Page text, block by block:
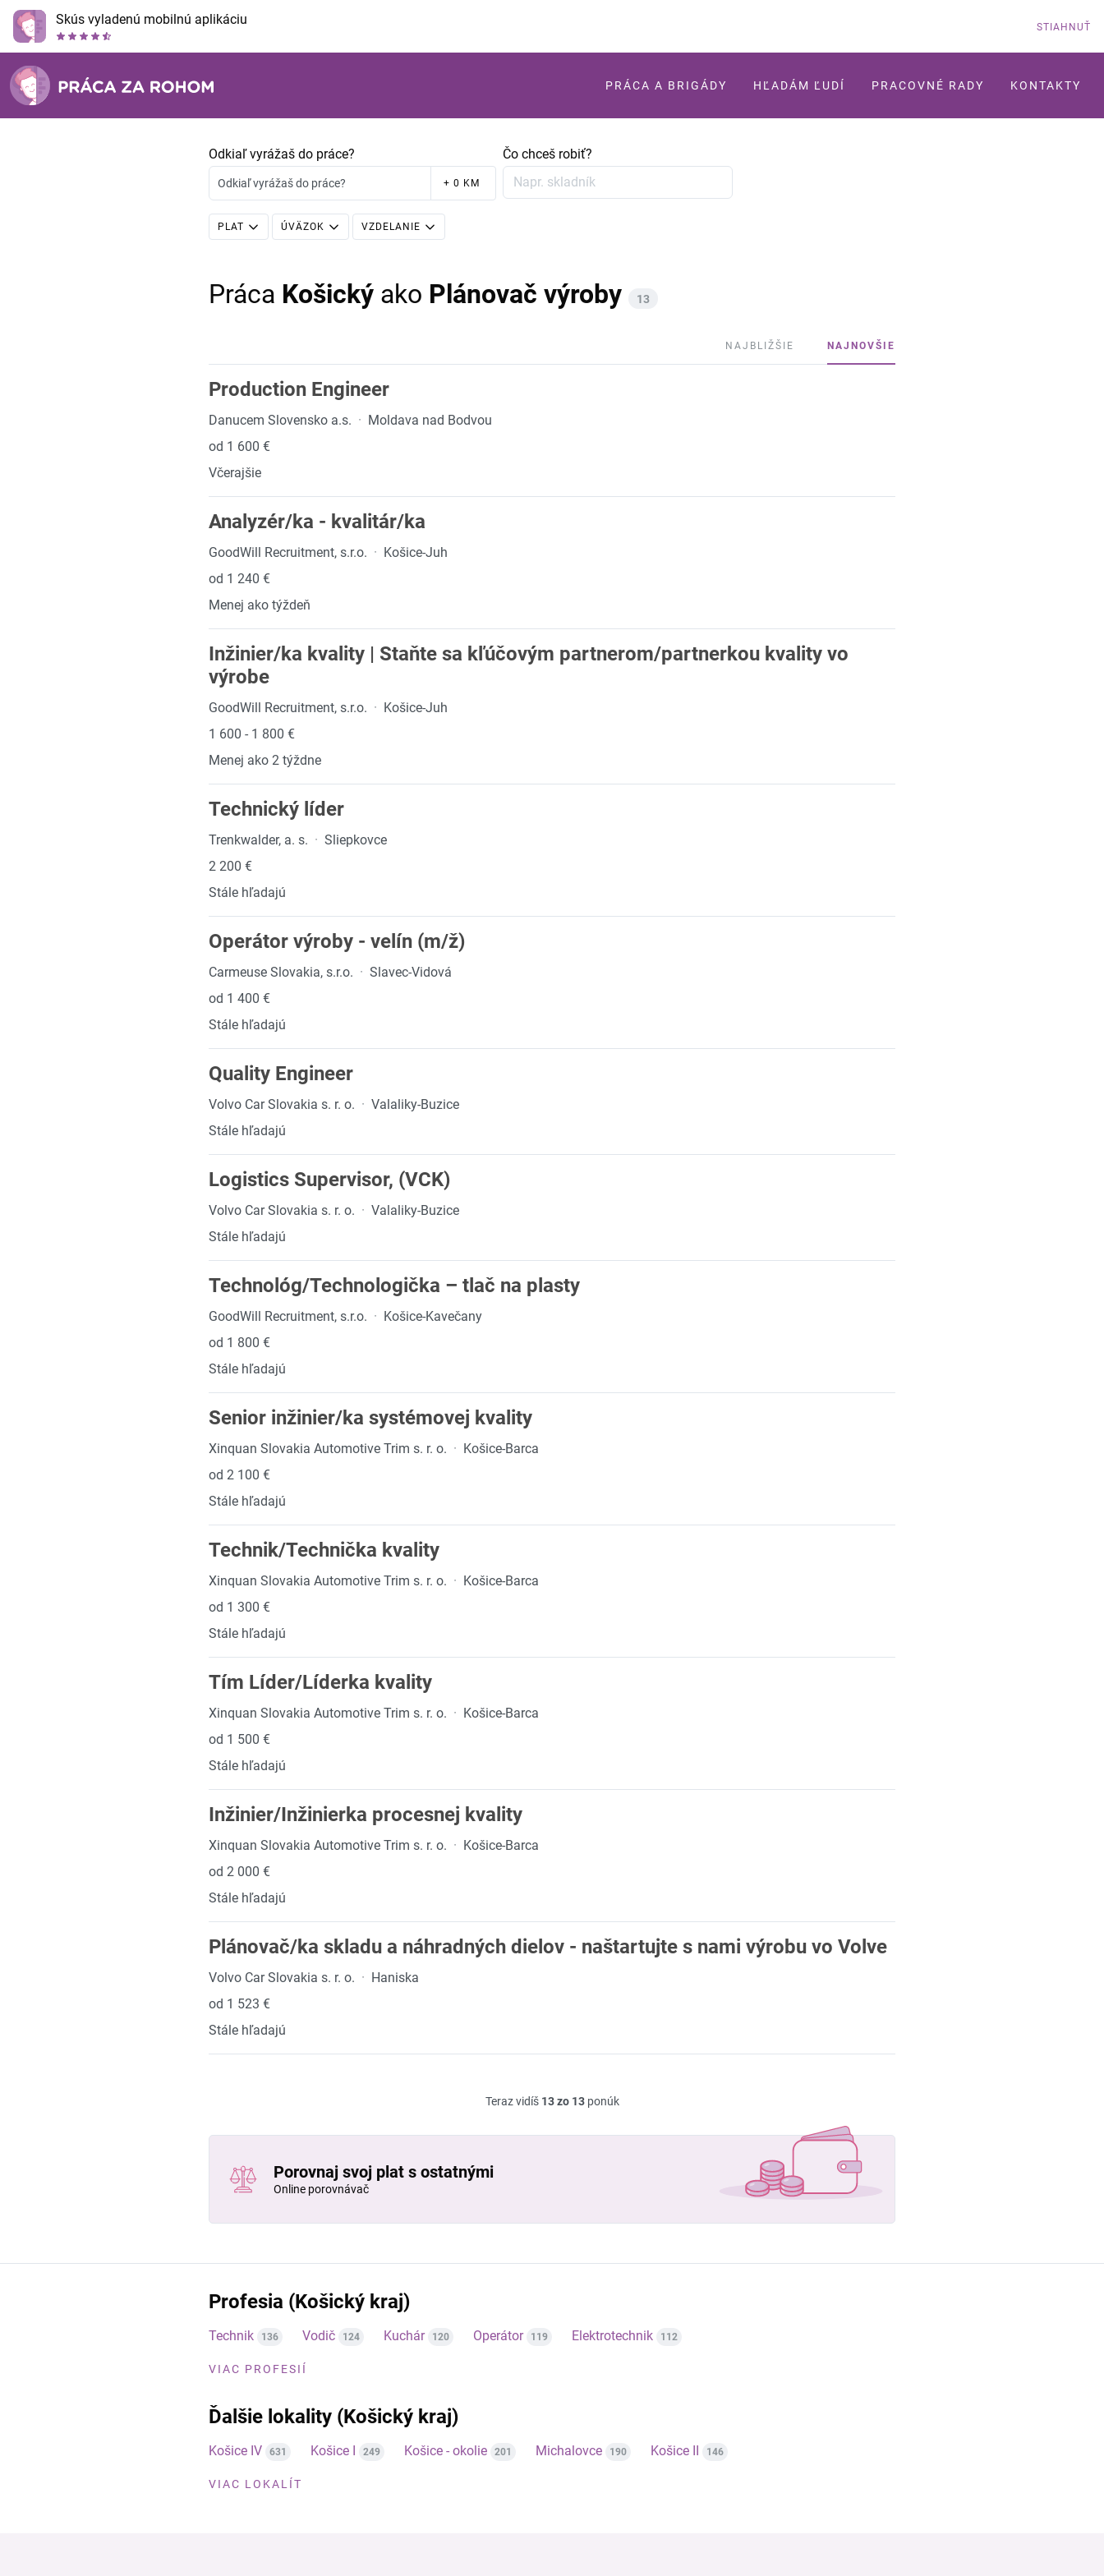
Skús vyladenú mobilnú aplikáciu STIAHNUŤ
PRÁCA A BRIGÁDY HĽADÁM ĽUDÍ PRACOVNÉ RADY KONTAKTY
Odkiaľ vyrážaš do práce?
Odkiaľ vyrážaš do práce? + 0 KM
Čo chceš robiť?
PLAT ÚVÄZOK VZDELANIE
Práca Košický ako Plánovač výroby 13
NAJBLIŽŠIE NAJNOVŠIE
Production Engineer
Danucem Slovensko a.s. · Moldava nad Bodvou
od 1 600 €
Včerajšie
Analyzér/ka - kvalitár/ka
GoodWill Recruitment, s.r.o. · Košice-Juh
od 1 240 €
Menej ako týždeň
Inžinier/ka kvality | Staňte sa kľúčovým partnerom/partnerkou kvality vo
výrobe
GoodWill Recruitment, s.r.o. · Košice-Juh
1 600 - 1 800 €
Menej ako 2 týždne
Technický líder
Trenkwalder, a. s. · Sliepkovce
2 200 €
Stále hľadajú
Operátor výroby - velín (m/ž)
Carmeuse Slovakia, s.r.o. · Slavec-Vidová
od 1 400 €
Stále hľadajú
Quality Engineer
Volvo Car Slovakia s. r. o. · Valaliky-Buzice
Stále hľadajú
Logistics Supervisor, (VCK)
Volvo Car Slovakia s. r. o. · Valaliky-Buzice
Stále hľadajú
Technológ/Technologička – tlač na plasty
GoodWill Recruitment, s.r.o. · Košice-Kavečany
od 1 800 €
Stále hľadajú
Senior inžinier/ka systémovej kvality
Xinquan Slovakia Automotive Trim s. r. o. · Košice-Barca
od 2 100 €
Stále hľadajú
Technik/Technička kvality
Xinquan Slovakia Automotive Trim s. r. o. · Košice-Barca
od 1 300 €
Stále hľadajú
Tím Líder/Líderka kvality
Xinquan Slovakia Automotive Trim s. r. o. · Košice-Barca
od 1 500 €
Stále hľadajú
Inžinier/Inžinierka procesnej kvality
Xinquan Slovakia Automotive Trim s. r. o. · Košice-Barca
od 2 000 €
Stále hľadajú
Plánovač/ka skladu a náhradných dielov - naštartujte s nami výrobu vo Volve
Volvo Car Slovakia s. r. o. · Haniska
od 1 523 €
Stále hľadajú
Teraz vidíš 13 zo 13ponúk
Porovnaj svoj plat s ostatnými
Online porovnávač
Profesia (Košický kraj)
Technik 136 Vodič 124 Kuchár 120 Operátor 119 Elektrotechnik 112
VIAC PROFESIÍ
Ďalšie lokality (Košický kraj)
Košice IV 631 Košice I 249 Košice - okolie 201 Michalovce 190 Košice II 146
VIAC LOKALÍT